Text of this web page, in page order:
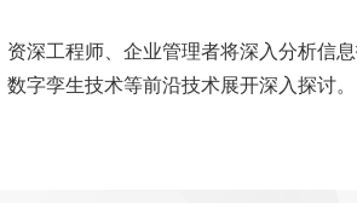
深工程师、企业管理者将深入分析信
字孪生技术等前沿技术展开深入探讨。